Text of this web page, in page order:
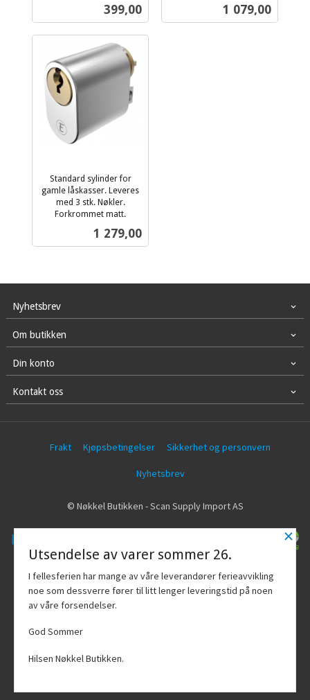
Pris
399,00 Pris
1 079,00
Standard sylinder for
gamle låskasser. Leveres
med 3 stk. Nøkler.
Forkrommet matt.
Pris
1 279,00
Nyhetsbrev
Om butikken
Din konto
Kontakt oss
Frakt Kjøpsbetingelser Sikkerhet og personvern
Nyhetsbrev
© Nøkkel Butikken - Scan Supply Import AS
Vår nettbutikk bruker cookies slik at du
får en bedre kjøpsopplevelse og vi kan
yte deg bedre service. Vi bruker cookies
hovedsaklig til å lagre
×
Utsendelse av varer sommer 26.
I fellesferien har mange av våre leverandører ferieavvikling
noe som dessverre fører til litt lenger leveringstid på noen
av våre forsendelser.
God Sommer
Hilsen Nøkkel Butikken.